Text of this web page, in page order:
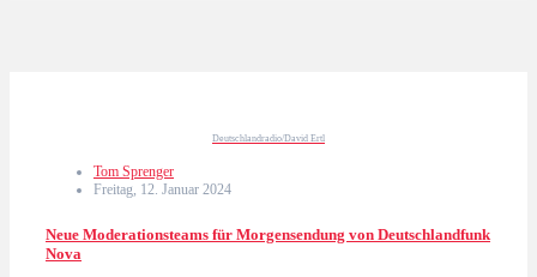
Deutschlandradio/David Ertl
Tom Sprenger
Freitag, 12. Januar 2024
Neue Moderationsteams für Morgensendung von Deutschlandfunk
Nova